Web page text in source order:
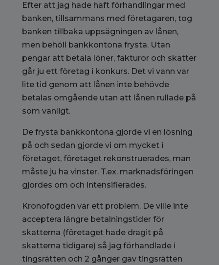
Efter att jag hade haft förhandlingar med
banken, tillsammans med företagaren, tog
banken tillbaka uppsägningen av lånen,
men behöll bankkontona frysta. Utan
pengar att betala löner, fakturor och skatter
går ju ett företag i konkurs. Det vi vann var
lite tid genom att lånen inte behövde
betalas omgående utan att lånen rullade på
som vanligt.
De frysta bankkontona gjorde vi en lösning
på och sedan gjorde vi om mycket i
företaget, företaget rekonstruerades, man
måste ju ha vinster. T.ex. marknadsföringen
gjordes om och intensifierades.
Kronofogden var ett problem. De ville inte
acceptera längre betalningstider för
skatterna (företaget hade dragit på
skatterna tidigare) så jag förhandlade i
tingsrätten och 2 gånger gav tingsrätten